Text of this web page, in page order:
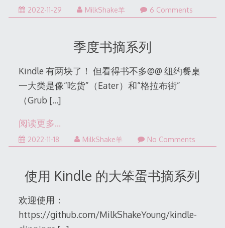
2022-11-292022-
MilkShake羊 6 Comments
季度书摘系列
Kindle 有两块了！ 但看得书不多@@ 纽约餐桌
一大类是像“吃货”（Eater）和“格拉布街”
（Grub […]
阅读更多…
2022-11-182022-
MilkShake羊 No Comments
使用 Kindle 的大笨蛋书摘系列
欢迎使用：
https://github.com/MilkShakeYoung/kindle-